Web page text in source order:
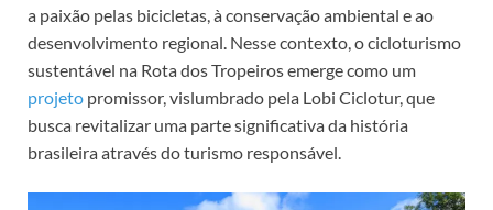
a paixão pelas bicicletas, à conservação ambiental e ao
desenvolvimento regional. Nesse contexto, o cicloturismo
sustentável na Rota dos Tropeiros emerge como um
projeto promissor, vislumbrado pela Lobi Ciclotur, que
busca revitalizar uma parte significativa da história
brasileira através do turismo responsável.